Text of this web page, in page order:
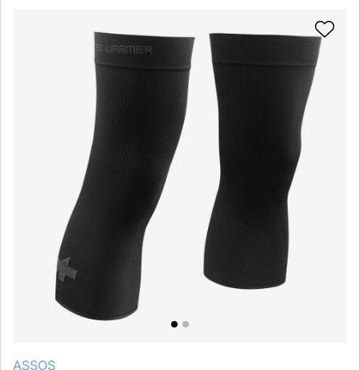
Produktbilder Assos Spring Fall Knee Warmers P1
ASSOS